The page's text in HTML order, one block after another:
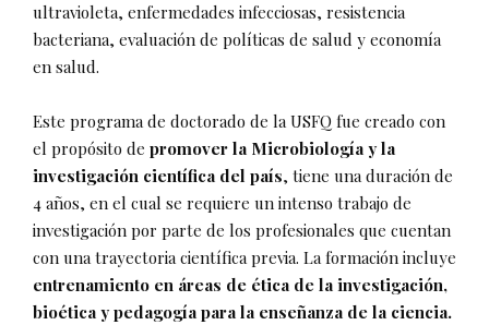
ultravioleta, enfermedades infecciosas, resistencia
bacteriana, evaluación de políticas de salud y economía
en salud.
Este programa de doctorado de la USFQ fue creado con
el propósito de promover la Microbiología y la
investigación científica del país, tiene una duración de
4 años, en el cual se requiere un intenso trabajo de
investigación por parte de los profesionales que cuentan
con una trayectoria científica previa. La formación incluye
entrenamiento en áreas de ética de la investigación,
bioética y pedagogía para la enseñanza de la ciencia.